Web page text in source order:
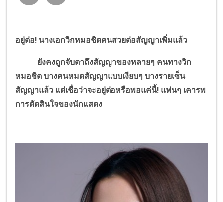
อยู่ต่อ! นางเอกวิกหมอชิตคนสวยต่อสัญญาเพิ่มแล้ว
ยังคงถูกจับตาถึงสัญญาของหลายๆ คนทางวิก
หมอชิต บางคนหมดสัญญาแบบเงียบๆ บางรายเซ็น
สัญญาแล้ว แต่เชื่อว่าจะอยู่ต่อหรือพอแค่นี้! แฟนๆ เคารพ
การตัดสินใจของนักแสดง